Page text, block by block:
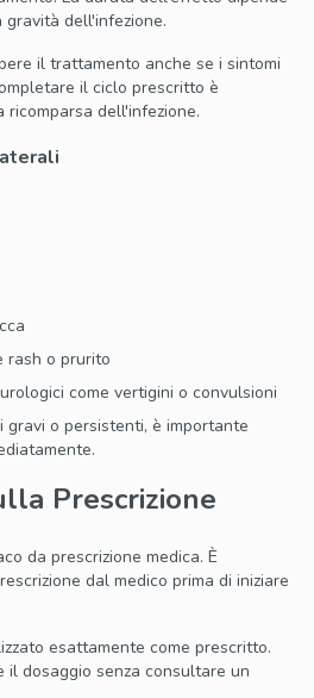
dell'infezione.
il trattamento anche se i sintomi
il ciclo prescritto è
dell'infezione.
rash o prurito
come vertigini o convulsioni
o persistenti, è importante
Prescrizione
da prescrizione medica. È
dal medico prima di iniziare
esattamente come prescritto.
il dosaggio senza consultare un